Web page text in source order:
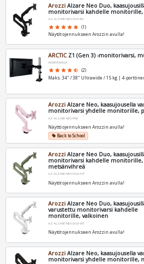
Arozzi Alzare Neo Duo,
monitorivarsi kahdelle monitorille,
AZ-ALZARE-NEO-DUO-BK
star star star star star (1)
Näytöt ojennukseen Arozzin avulla!
ARCTICZ1 (Gen 3) -monitorivarsi,
AEMNT00052A
star star star star star_half (2)
Maks. 34" / 38" Ultrawide / 15 kg | 4-
Arozzi Alzare Neo, kaasujousella
monitorivarsi yhdelle monitorille,
AZ-ALZARE-NEO-PNK
Näyttö ojennukseen Arozzin avulla!
local_offerBack to School
Arozzi Alzare Neo Duo,
monitorivarsi kahdelle monitorille,
metsänvihreä
AZ-ALZARE-NEO-DUO-FST
Näytöt ojennukseen Arozzin avulla!
Arozzi Alzare Neo Duo,
varustettu monitorivarsi kahdelle
monitorille, valkoinen
AZ-ALZARE-NEO-DUO-WT
Näytöt ojennukseen Arozzin avulla!
Arozzi Alzare Neo, kaasujousella
monitorivarsi yhdelle monitorille,